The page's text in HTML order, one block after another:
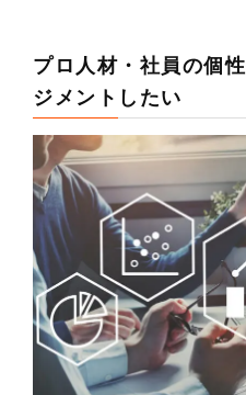
プロ人材・社員の個
ジメントしたい